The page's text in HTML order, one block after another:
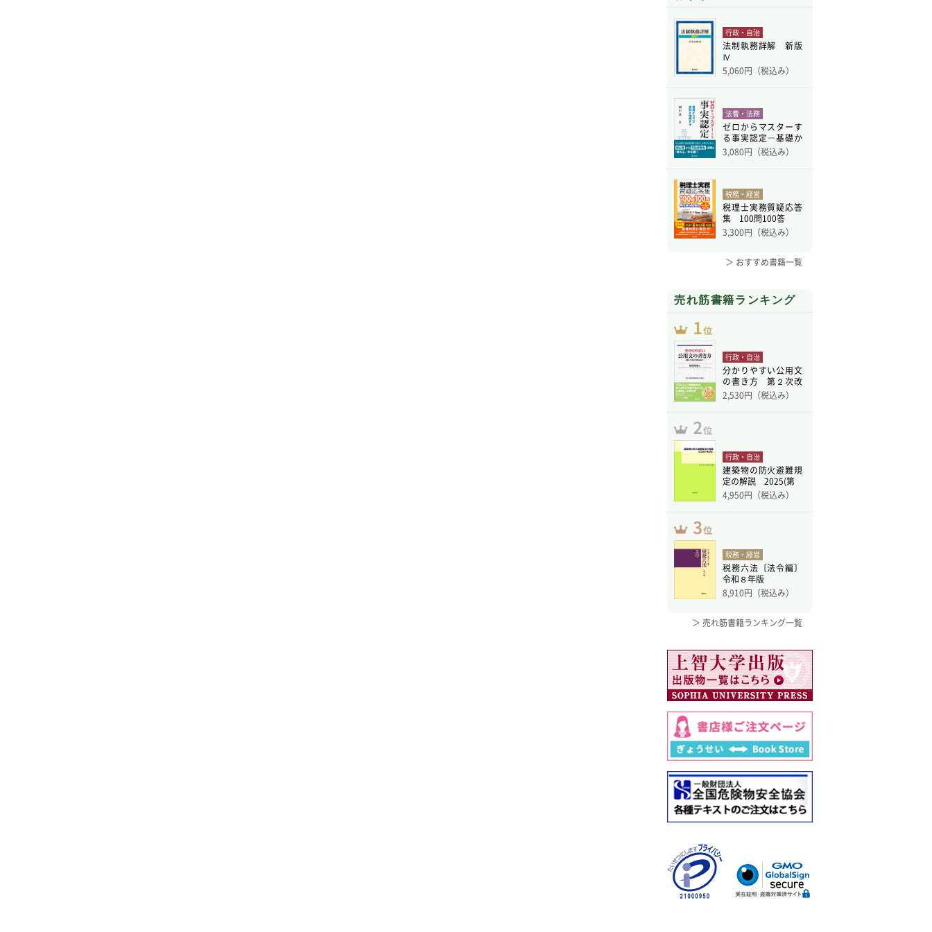
行政・自治
法制執務詳解 新版
Ⅳ
5,060円（税込み）
法曹・法務
ゼロからマスターす
る事実認定―基礎か
ら学
3,080円（税込み）
税務・経営
税理士実務質疑応答
集 100問100答
3,300円（税込み）
＞ おすすめ書籍一覧
売れ筋書籍ランキング
行政・自治
分かりやすい公用文
の書き方 第２次改
訂版
2,530円（税込み）
行政・自治
建築物の防火避難規
定の解説 2025(第
4,950円（税込み）
税務・経営
税務六法〔法令編〕
令和８年版
8,910円（税込み）
＞ 売れ筋書籍ランキング一覧